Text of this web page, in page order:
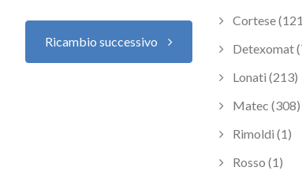
Ricambio successivo
Cortese
Detexomat
Lonati (213)
Matec (308)
Rimoldi (1)
Rosso (1)